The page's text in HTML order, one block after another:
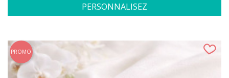
PERSONNALISEZ
PROMO